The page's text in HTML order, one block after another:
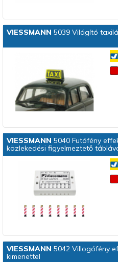
VIESSMANN 5039 Világító
VIESSMANN 5040 Futófény
közlekedési figyelmeztető
VIESSMANN 5042 Villogófény
kimenettel